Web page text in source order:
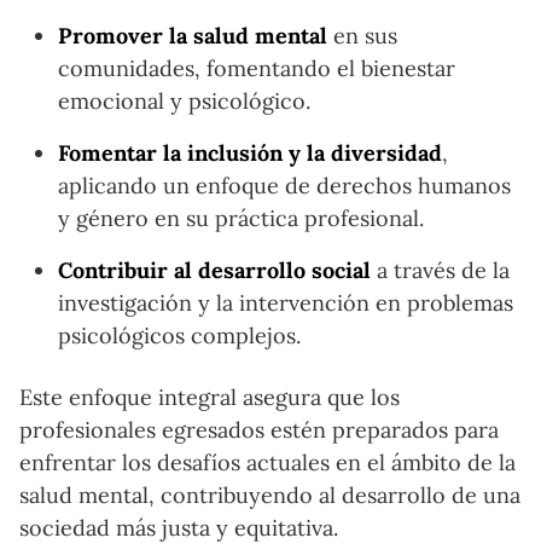
Promover la salud mental en sus
comunidades, fomentando el bienestar
emocional y psicológico.
Fomentar la inclusión y la diversidad,
aplicando un enfoque de derechos humanos
y género en su práctica profesional.
Contribuir al desarrollo social a través de la
investigación y la intervención en problemas
psicológicos complejos.
Este enfoque integral asegura que los
profesionales egresados estén preparados para
enfrentar los desafíos actuales en el ámbito de la
salud mental, contribuyendo al desarrollo de una
sociedad más justa y equitativa.